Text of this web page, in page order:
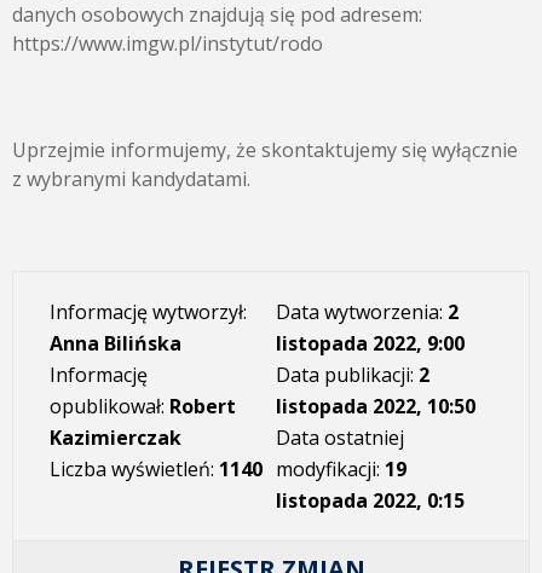
danych osobowych znajdują się pod adresem:
https://www.imgw.pl/instytut/rodo
Uprzejmie informujemy, że skontaktujemy się wyłącznie
z wybranymi kandydatami.
Informację wytworzył:
Anna Bilińska
Informację
opublikował: Robert
Kazimierczak
Liczba wyświetleń: 1140
Data wytworzenia: 2
listopada 2022, 9:00
Data publikacji: 2
listopada 2022, 10:50
Data ostatniej
modyfikacji: 19
listopada 2022, 0:15